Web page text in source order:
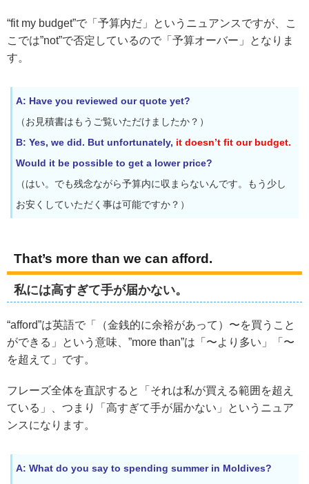
“fit my budget”で「予算内だ」というニュアンスですが、こ
こでは”not”で否定しているので「予算オーバー」となりま
す。
A: Have you reviewed our quote yet?
（お見積書はもうご覧いただけましたか？）
B: Yes, we did. But unfortunately, it doesn’t fit our budget.
Would it be possible to get a lower price?
（はい。でも残念ながら予算内に収まらないんです。もう少し
お安くしていただく事は可能ですか？）
That’s more than we can afford.
私には高すぎて手が届かない。
“afford”は英語で「（金銭的に余裕があって）〜を買うこと
ができる」という意味、”more than”は「〜より多い」「〜
を超えて」です。
フレーズ全体を直訳すると「それは私が買える範囲を超え
ている」、つまり「高すぎて手が届かない」というニュア
ンスになります。
A: What do you say to spending summer in Moldives?